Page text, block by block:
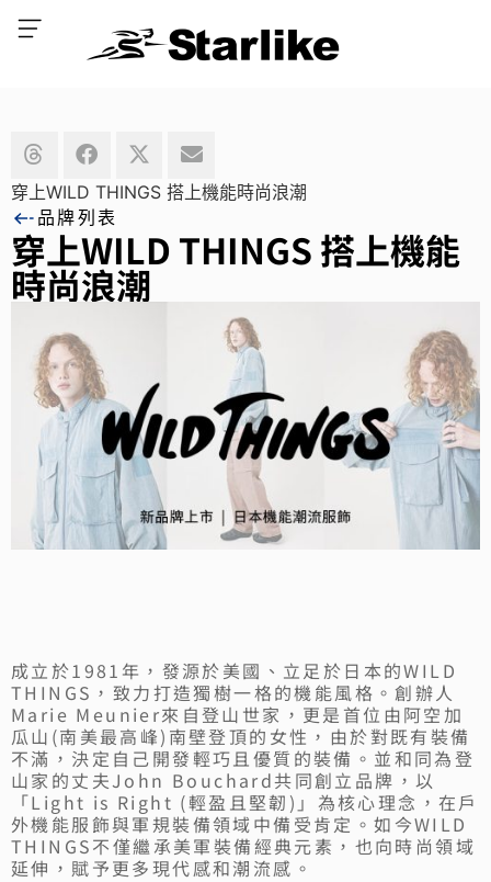
穿上WILD THINGS 搭上機能時尚浪潮
品牌列表
穿上WILD THINGS 搭上機能
時尚浪潮
成立於1981年，發源於美國、立足於日本的WILD
THINGS，致力打造獨樹一格的機能風格。創辦人
Marie Meunier來自登山世家，更是首位由阿空加
瓜山(南美最高峰)南壁登頂的女性，由於對既有裝備
不滿，決定自己開發輕巧且優質的裝備。並和同為登
山家的丈夫John Bouchard共同創立品牌，以
「Light is Right (輕盈且堅韌)」為核心理念，在戶
外機能服飾與軍規裝備領域中備受肯定。如今WILD
THINGS不僅繼承美軍裝備經典元素，也向時尚領域
延伸，賦予更多現代感和潮流感。